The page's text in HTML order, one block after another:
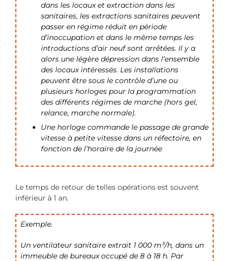
dans les locaux et extraction dans les
sanitaires, les extractions sanitaires peuvent
passer en régime réduit en période
d’inoccupation et dans le même temps les
introductions d’air neuf sont arrêtées. Il y a
alors une légère dépression dans l’ensemble
des locaux intéressés. Les installations
peuvent être sous le contrôle d’une ou
plusieurs horloges pour la programmation
des différents régimes de marche (hors gel,
relance, marche normale).
Une horloge commande le passage de grande
vitesse à petite vitesse dans un réfectoire, en
fonction de l’horaire de la journée
Le temps de retour de telles opérations est souvent
inférieur à 1 an.
Exemple.
Un ventilateur sanitaire extrait 1 000 m³/h, dans un
immeuble de bureaux occupé de 8 à 18 h. Par